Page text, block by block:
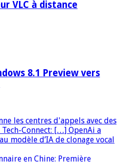
VLC à distance
8.1 Preview vers
les centres d'appels avec des
Connect: […] OpenAi a
modèle d’IA de clonage vocal
en Chine: Première